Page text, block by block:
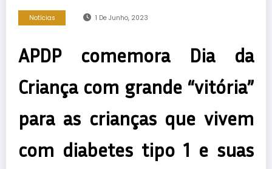
Notícias 1 De Junho, 2023
APDP comemora Dia da
Criança com grande “vitória”
para as crianças que vivem
com diabetes tipo 1 e suas